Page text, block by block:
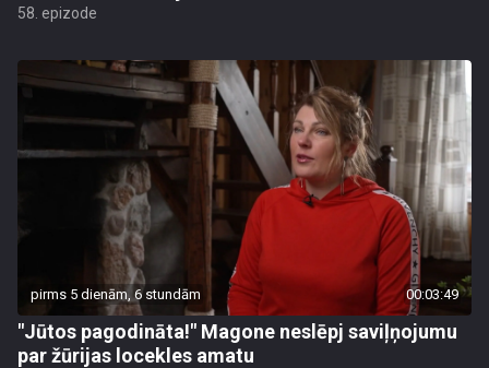
58. epizode
pirms 5 dienām, 6 stundām 00:03:49
"Jūtos pagodināta!" Magone neslēpj saviļņojumu
par žūrijas locekles amatu